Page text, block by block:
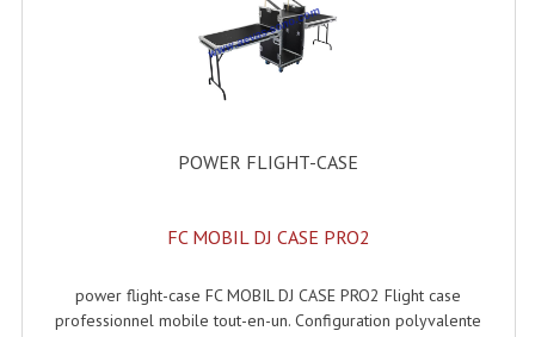
Valises Pour Clavier
Rack 19 Pouces Multiplis
Machines À Effets Fumées, Mousses, Liquid
Effets Projection Et Jet De CO2
POWER FLIGHT-CASE
FC MOBIL DJ CASE PRO2
power flight-case FC MOBIL DJ CASE PRO2 Flight case
professionnel mobile tout-en-un. Configuration polyvalente